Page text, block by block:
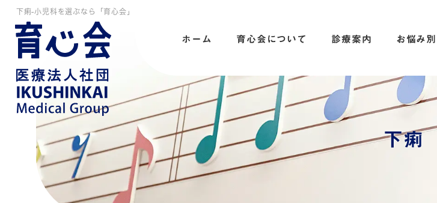
下痢-小児科を選ぶなら「育心会」
ホーム 育心会について 診療案内 お悩み
下痢